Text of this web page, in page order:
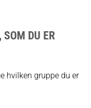
DU ER
hvilken gruppe du er